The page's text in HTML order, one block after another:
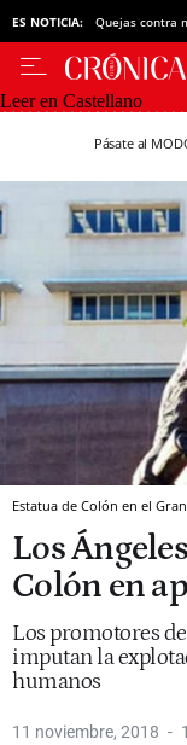
ES NOTICIA: Quejas contra
Leer en Castellano
Pásate al
Estatua de Colón en el
Los
Colón en
Los promotores
imputan la
humanos
11 noviembre, 2018